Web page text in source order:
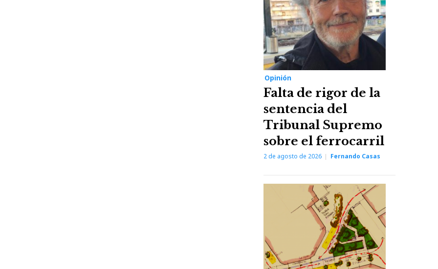
Opinión
Falta de rigor de la
sentencia del
Tribunal Supremo
sobre el ferrocarril
2 de agosto de 2026 Fernando Casas